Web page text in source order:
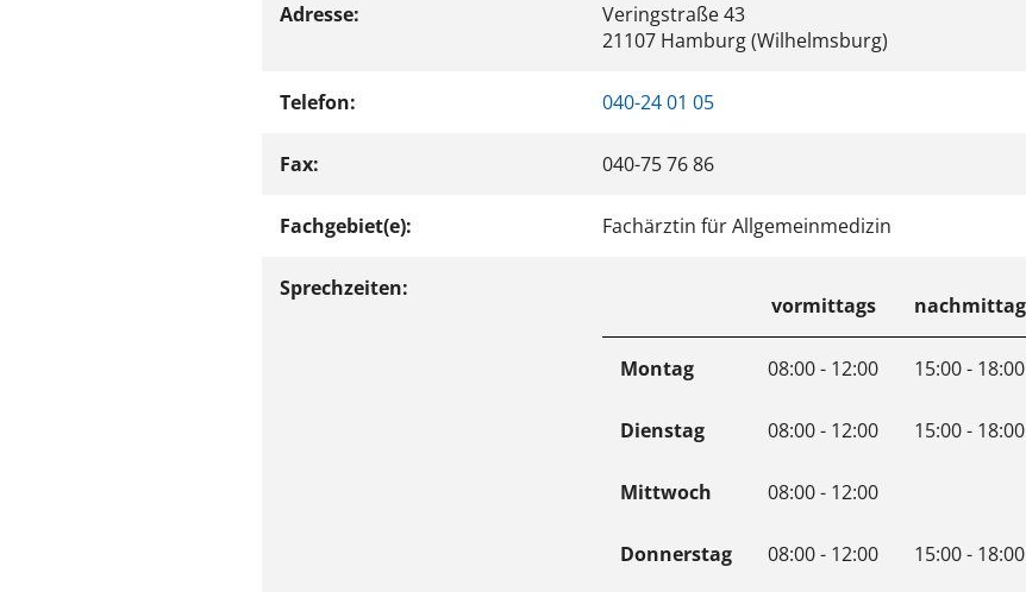
Adresse:
Veringstraße 43
21107 Hamburg (Wilhelmsburg)
Telefon: 040-24 01 05
Fax: 040-75 76 86
Fachgebiet(e): Fachärztin für Allgemeinmedizin
Sprechzeiten:
vormittags
Montag 08:00 - 12:00 15:00 - 18:00
Dienstag 08:00 - 12:00 15:00 - 18:00
Mittwoch 08:00 - 12:00
Donnerstag 08:00 - 12:00 15:00 - 18:00